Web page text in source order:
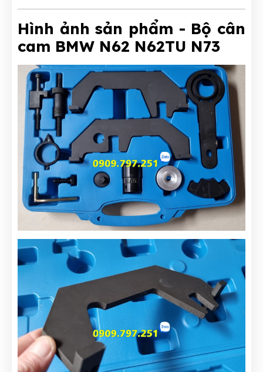
Hình ảnh sản phẩm - Bộ cân
cam BMW N62 N62TU N73